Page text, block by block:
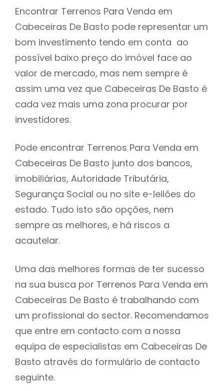
Encontrar Terrenos Para Venda em
Cabeceiras De Basto pode representar um
bom investimento tendo em conta ao
possível baixo preço do imóvel face ao
valor de mercado, mas nem sempre é
assim uma vez que Cabeceiras De Basto é
cada vez mais uma zona procurar por
investidores.
Pode encontrar Terrenos Para Venda em
Cabeceiras De Basto junto dos bancos,
imobiliárias, Autoridade Tributária,
Segurança Social ou no site e-leilões do
estado. Tudo isto são opções, nem
sempre as melhores, e há riscos a
acautelar.
Uma das melhores formas de ter sucesso
na sua busca por Terrenos Para Venda em
Cabeceiras De Basto é trabalhando com
um profissional do sector. Recomendamos
que entre em contacto com a nossa
equipa de especialistas em Cabeceiras De
Basto através do formulário de contacto
seguinte.